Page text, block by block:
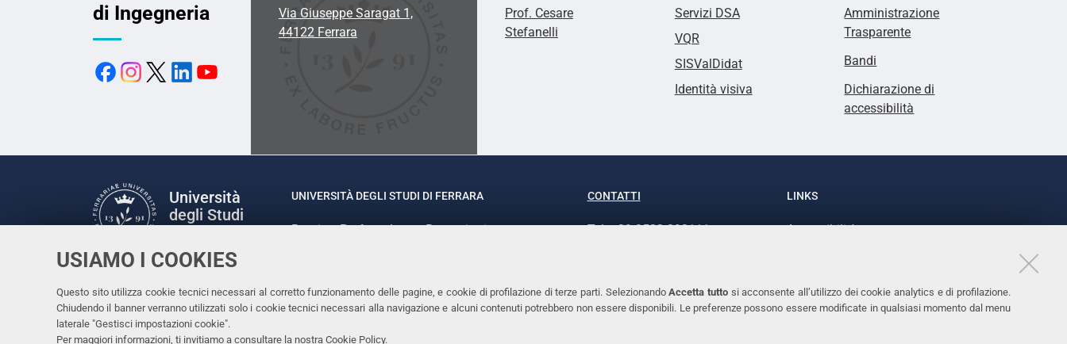
USIAMO I COOKIES
Questo sito utilizza cookie tecnici necessari al corretto funzionamento delle pagine, e cookie di profilazione di terze parti. SelezionandoAccetta tutto si acconsente all’utilizzo dei cookie analytics e di profilazione.
Chiudendo il banner verranno utilizzati solo i cookie tecnici necessari alla navigazione e alcuni contenuti potrebbero non essere disponibili. Le preferenze possono essere modificate in qualsiasi momento dal menu
laterale "Gestisci impostazioni cookie".
Per maggiori informazioni, ti invitiamo a consultare la nostra Cookie Policy.
di Ingegneria
Via Giuseppe Saragat 1,
44122 Ferrara
Prof. Cesare
Stefanelli
Servizi DSA
VQR
SISValDidat
Identità visiva
Amministrazione
Trasparente
Bandi
Dichiarazione di
accessibilità
Università
degli Studi
Facebook
LinkedinInstagram
Youtube
UNIVERSITÀ DEGLI STUDI DI FERRARA
Rettrice: Prof.ssa Laura Ramaciotti
CONTATTI
Tel. +39 0532 293111
LINKS
Accessibilità
Cookies